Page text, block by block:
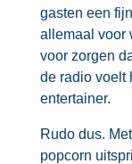
gasten een
allemaal voor
voor zorgen
de radio voelt
entertainer.
Rudo dus.
popcorn